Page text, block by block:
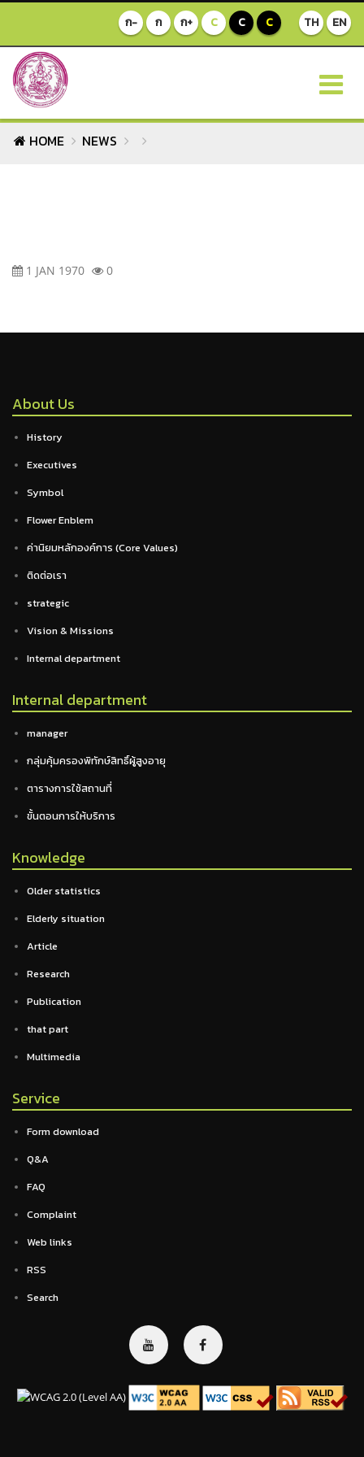
TH EN
ก- ก ก+ C C C
HOME NEWS
1 JAN 1970 0
About Us
History
Executives
Symbol
Flower Enblem
ค่านิยมหลักองค์การ (Core Values)
ติดต่อเรา
strategic
Vision & Missions
Internal department
Internal department
manager
กลุ่มคุ้มครองพิทักษ์สิทธิ์ผู้สูงอายุ
ตารางการใช้สถานที่
ขั้นตอนการให้บริการ
Knowledge
Older statistics
Elderly situation
Article
Research
Publication
that part
Multimedia
Service
Form download
Q&A
FAQ
Complaint
Web links
RSS
Search